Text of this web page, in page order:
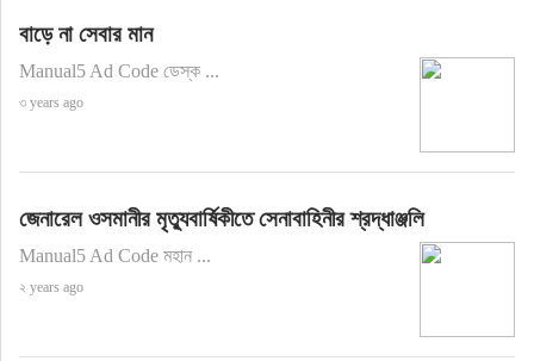
বাড়ে না সেবার মান
Manual5 Ad Code ডেস্ক ...
৩ years ago
জেনারেল ওসমানীর মৃত্যুবার্ষিকীতে সেনাবাহিনীর শ্রদ্ধাঞ্জলি
Manual5 Ad Code মহান ...
২ years ago